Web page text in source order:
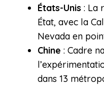
États-Unis : La
État, avec la
Nevada en
Chine : Cadre
dans 13